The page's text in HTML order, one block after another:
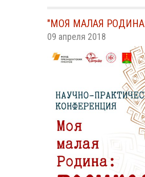
"МОЯ МАЛАЯ
09 апреля 2018